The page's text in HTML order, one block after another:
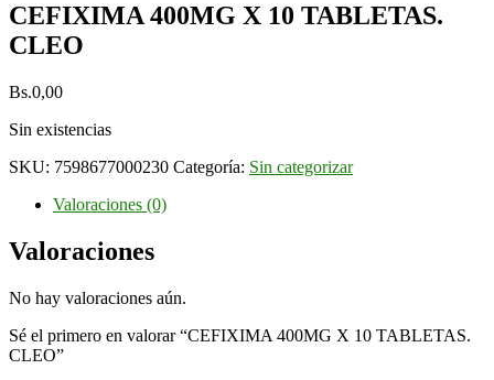
CEFIXIMA 400MG X 10 TABLETAS.
CLEO
Bs.0,00
Sin existencias
SKU: 7598677000230 Categoría: Sin categorizar
Valoraciones (0)
Valoraciones
No hay valoraciones aún.
Sé el primero en valorar “CEFIXIMA 400MG X 10 TABLETAS.
CLEO”